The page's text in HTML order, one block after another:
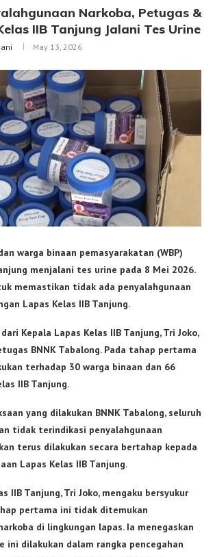
Narkoba, Petugas &
IIB Tanjung Jalani Tes Urine
May 13, 2026
warga binaan pemasyarakatan (WBP)
menjalani tes urine pada 8 Mei 2026.
memastikan tidak ada penyalahgunaan
Lapas Kelas IIB Tanjung.
Kepala Lapas Kelas IIB Tanjung, Tri Joko,
BNNK Tabalong. Pada tahap pertama
terhadap 30 warga binaan dan 66
IIB Tanjung.
yang dilakukan BNNK Tabalong, seluruh
tidak terindikasi penyalahgunaan
terus dilakukan secara bertahap kepada
Lapas Kelas IIB Tanjung.
IIB Tanjung, Tri Joko, mengaku bersyukur
pertama ini tidak ditemukan
di lingkungan lapas. Ia menegaskan
ini dilakukan dalam rangka pencegahan